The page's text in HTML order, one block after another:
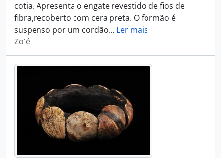
cotia. Apresenta o engate revestido de fios de
fibra,recoberto com cera preta. O formão é
suspenso por um cordão… Ler mais
Zo'é